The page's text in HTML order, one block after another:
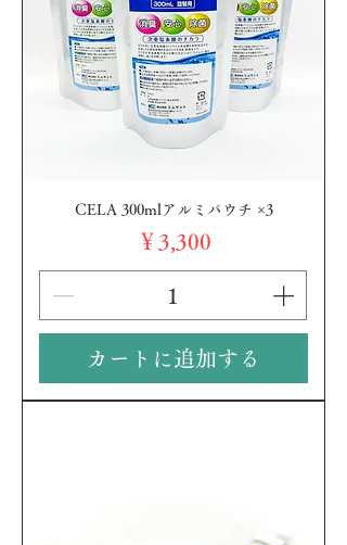
CELA 300mlアルミパウチ ×3
価格
￥3,300
カートに追加する